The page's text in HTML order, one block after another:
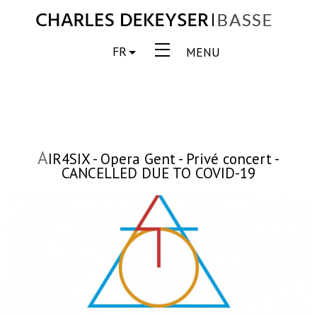
MENU
FR
AIR4SIX - Opera Gent - Privé concert -
CANCELLED DUE TO COVID-19